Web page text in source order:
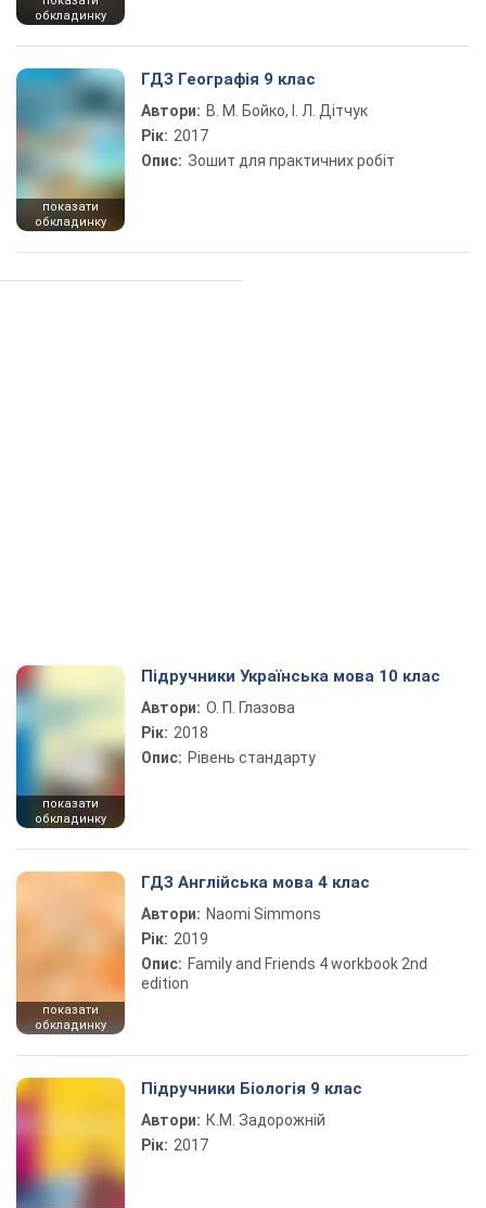
обкладинку
показати
обкладинку
ГДЗ Географія 9 клас
Автори: В. М. Бойко, І. Л. Дітчук
Рік: 2017
Опис: Зошит для практичних робіт
показати
обкладинку
Підручники Українська мова 10 клас
Автори: О. П. Глазова
Рік: 2018
Опис: Рівень стандарту
показати
обкладинку
ГДЗ Англійська мова 4 клас
Автори: Naomi Simmons
Рік: 2019
Опис: Family and Friends 4 workbook 2nd
edition
Підручники Біологія 9 клас
Автори: К.М. Задорожній
Рік: 2017